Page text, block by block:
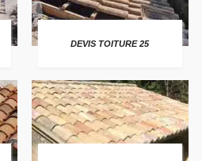
DEVIS TOITURE 25